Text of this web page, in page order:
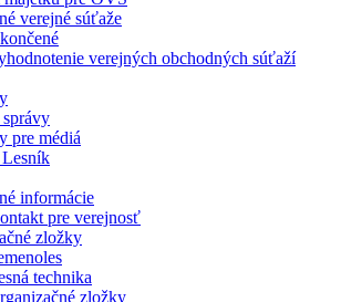
verejné súťaže
verejných obchodných súťaží
pre médiá
Lesník
informácie
pre verejnosť
zložky
technika
zložky